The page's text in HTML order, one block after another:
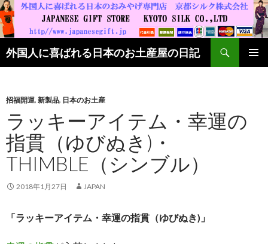
外国人に喜ばれる日本のお土産屋の日記
検索
招福開運, 新製品, 日本のお土産
ラッキーアイテム・幸運の
指貫（ゆびぬき)・
THIMBLE（シンブル）
2018年1月27日 JAPAN
「ラッキーアイテム・幸運の指貫（ゆびぬき)」